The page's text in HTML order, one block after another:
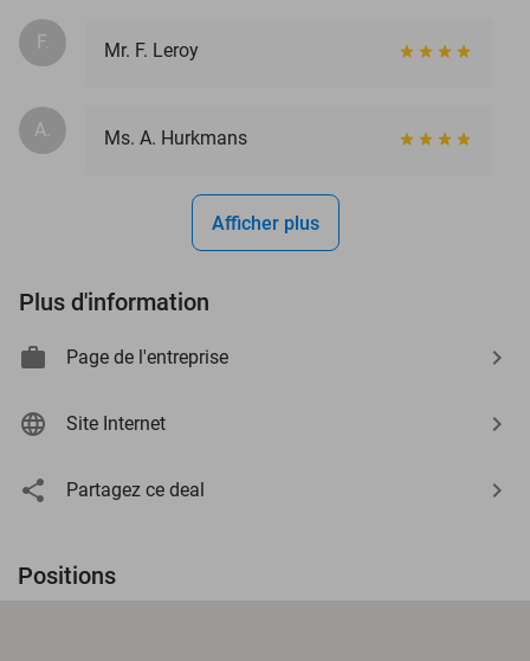
F. Mr. F. Leroy
A. Ms. A. Hurkmans
Afficher plus
Plus d'information
Page de l'entreprise
Site Internet
Partagez ce deal
Positions